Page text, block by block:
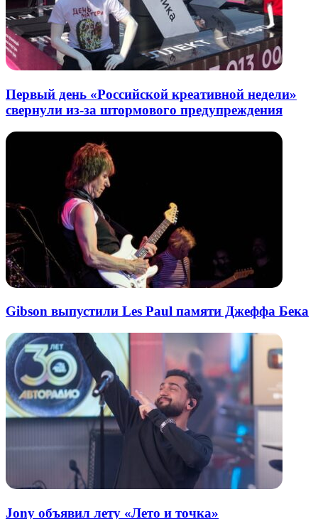
Первый день «Российской креативной недели»
свернули из-за штормового предупреждения
Gibson выпустили Les Paul памяти Джеффа Бека
Jony объявил лету «Лето и точка»